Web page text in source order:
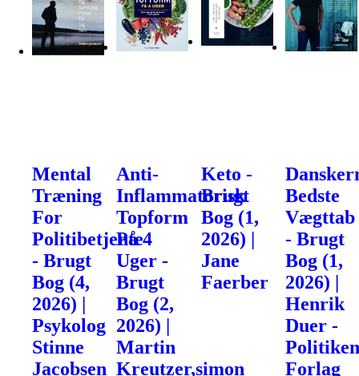
Mental
Træning
For
Politibetjente
- Brugt
Bog (4,
2026) |
Psykolog
Stinne
Jacobsen
Anti-
Inflammatorisk
Topform
På 4
Uger -
Brugt
Bog (2,
2026) |
Martin
Kreutzer,simon
Keto -
Brugt
Bog (1,
2026) |
Jane
Faerber
Bedste
Vægttab
- Brugt
Bog (1,
2026) |
Henrik
Duer -
Forlag